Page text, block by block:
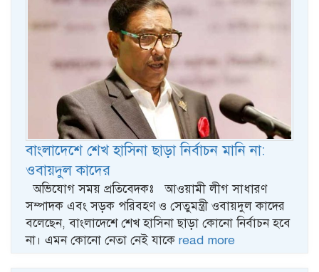
বাংলাদেশে শেখ হাসিনা ছাড়া নির্বাচন মানি না:
ওবায়দুল কাদের
অভিযোগ সময় প্রতিবেদকঃ আওয়ামী লীগ সাধারণ
সম্পাদক এবং সড়ক পরিবহণ ও সেতুমন্ত্রী ওবায়দুল কাদের
বলেছেন, বাংলাদেশে শেখ হাসিনা ছাড়া কোনো নির্বাচন হবে
না। এমন কোনো নেতা নেই যাকে read more